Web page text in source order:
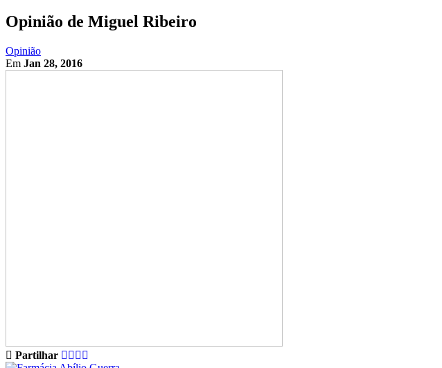
Opinião de Miguel Ribeiro
Opinião
Em Jan 28, 2016
Partilhar